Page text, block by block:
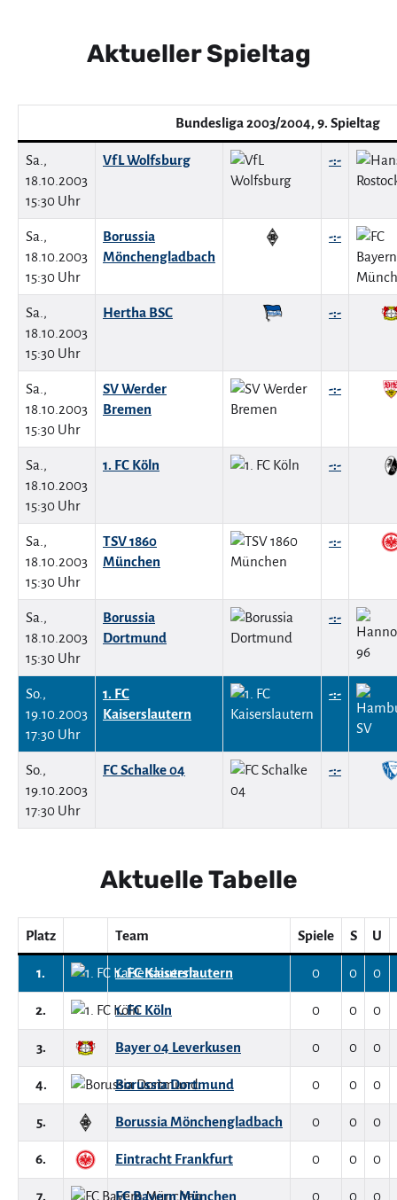
Aktueller Spieltag
Bundesliga 2003/2004, 9. Spieltag
Sa.,
18.10.2003
15:30 Uhr
VfL Wolfsburg -:-
Sa.,
18.10.2003
15:30 Uhr
Borussia
Mönchengladbach
-:-
Sa.,
18.10.2003
15:30 Uhr
Hertha BSC -:-
Sa.,
18.10.2003
15:30 Uhr
SV Werder
Bremen
-:-
Sa.,
18.10.2003
15:30 Uhr
1. FC Köln -:-
Sa.,
18.10.2003
15:30 Uhr
TSV 1860
München
-:-
Sa.,
18.10.2003
15:30 Uhr
Borussia
Dortmund
-:-
So.,
19.10.2003
17:30 Uhr
1. FC
Kaiserslautern
-:-
So.,
19.10.2003
17:30 Uhr
FC Schalke 04 -:-
Aktuelle Tabelle
Platz Team Spiele S U
1. 1. FC Kaiserslautern 0 0 0
2. 1. FC Köln 0 0 0
3. Bayer 04 Leverkusen 0 0 0
4. Borussia Dortmund 0 0 0
5. Borussia Mönchengladbach 0 0 0
6. Eintracht Frankfurt 0 0 0
7. FC Bayern München 0 0 0